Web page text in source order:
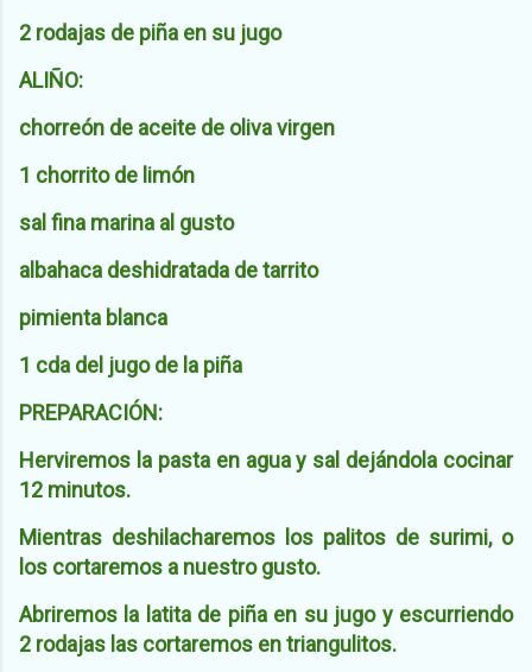
2 rodajas de piña en su jugo
ALIÑO:
chorreón de aceite de oliva virgen
1 chorrito de limón
sal fina marina al gusto
albahaca deshidratada de tarrito
pimienta blanca
1 cda del jugo de la piña
PREPARACIÓN:
Herviremos la pasta en agua y sal dejándola cocinar
12 minutos.
Mientras deshilacharemos los palitos de surimi, o
los cortaremos a nuestro gusto.
Abriremos la latita de piña en su jugo y escurriendo
2 rodajas las cortaremos en triangulitos.